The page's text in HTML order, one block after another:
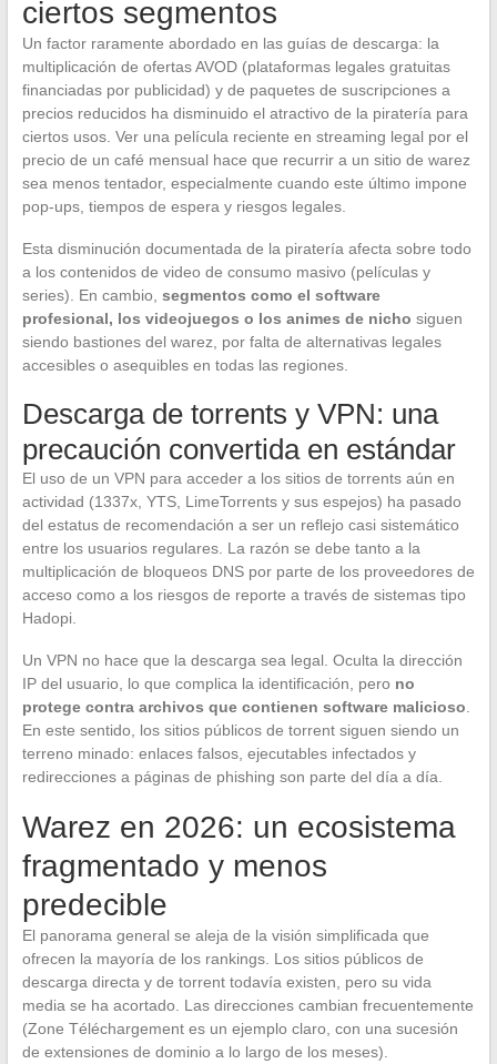
ciertos segmentos
Un factor raramente abordado en las guías de descarga: la
multiplicación de ofertas AVOD (plataformas legales gratuitas
financiadas por publicidad) y de paquetes de suscripciones a
precios reducidos ha disminuido el atractivo de la piratería para
ciertos usos. Ver una película reciente en streaming legal por el
precio de un café mensual hace que recurrir a un sitio de warez
sea menos tentador, especialmente cuando este último impone
pop-ups, tiempos de espera y riesgos legales.
Esta disminución documentada de la piratería afecta sobre todo
a los contenidos de video de consumo masivo (películas y
series). En cambio, segmentos como el software
profesional, los videojuegos o los animes de nicho siguen
siendo bastiones del warez, por falta de alternativas legales
accesibles o asequibles en todas las regiones.
Descarga de torrents y VPN: una
precaución convertida en estándar
El uso de un VPN para acceder a los sitios de torrents aún en
actividad (1337x, YTS, LimeTorrents y sus espejos) ha pasado
del estatus de recomendación a ser un reflejo casi sistemático
entre los usuarios regulares. La razón se debe tanto a la
multiplicación de bloqueos DNS por parte de los proveedores de
acceso como a los riesgos de reporte a través de sistemas tipo
Hadopi.
Un VPN no hace que la descarga sea legal. Oculta la dirección
IP del usuario, lo que complica la identificación, pero no
protege contra archivos que contienen software malicioso
En este sentido, los sitios públicos de torrent siguen siendo un
terreno minado: enlaces falsos, ejecutables infectados y
redirecciones a páginas de phishing son parte del día a día.
Warez en 2026: un ecosistema
fragmentado y menos
predecible
El panorama general se aleja de la visión simplificada que
ofrecen la mayoría de los rankings. Los sitios públicos de
descarga directa y de torrent todavía existen, pero su vida
media se ha acortado. Las direcciones cambian frecuentemente
(Zone Téléchargement es un ejemplo claro, con una sucesión
de extensiones de dominio a lo largo de los meses).